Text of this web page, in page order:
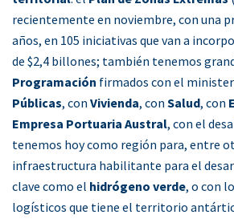
recientemente en noviembre, con una
años, en 105 iniciativas que van a
de $2,4 billones; también tenemos
Programación firmados con el
Públicas, con Vivienda, con Salud, con
Empresa Portuaria Austral, con el
tenemos hoy como región para, entre
infraestructura habilitante para el
clave como el hidrógeno verde, o con
logísticos que tiene el territorio